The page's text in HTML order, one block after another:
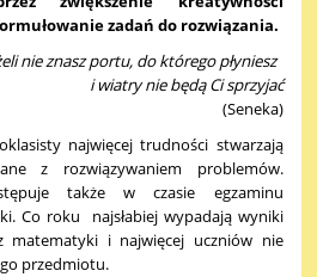
zadań do rozwiązania.
nie znasz portu, do którego płyniesz
i wiatry nie będą Ci sprzyjać
(Seneka)
najwięcej trudności stwarzają
z rozwiązywaniem problemów.
także w czasie egzaminu
Co roku najsłabiej wypadają wyniki
matematyki i najwięcej uczniów nie
przedmiotu.